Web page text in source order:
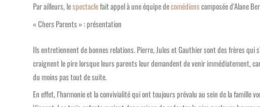
Par ailleurs, lespectaclefait appel à une équipe decomédienscomposée d’Alane
« Chers Parents » : présentation
Ils entretiennent de bonnes relations. Pierre, Jules et Gauthier sont des frères
craignent le pire lorsque leurs parents leur demandent de venir immédiatement,
du moins pas tout de suite.
En effet, l’harmonie et la convivialité qui ont toujours prévalu au sein de la famille